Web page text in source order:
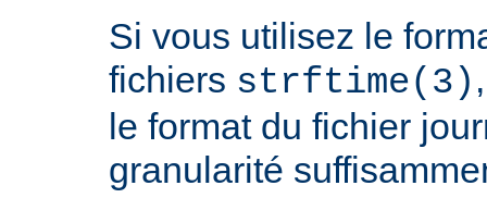
Si vous utilisez le
fichiers strftime(3)
le format du fichier
granularité